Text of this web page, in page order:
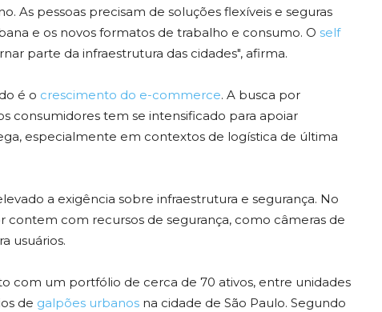
As pessoas precisam de soluções flexíveis e seguras
e os novos formatos de trabalho e consumo. O self
parte da infraestrutura das cidades", afirma.
é o crescimento do e-commerce. A busca por
consumidores tem se intensificado para apoiar
especialmente em contextos de logística de última
a exigência sobre infraestrutura e segurança. No
contem com recursos de segurança, como câmeras de
usuários.
com um portfólio de cerca de 70 ativos, entre unidades
de galpões urbanos na cidade de São Paulo. Segundo